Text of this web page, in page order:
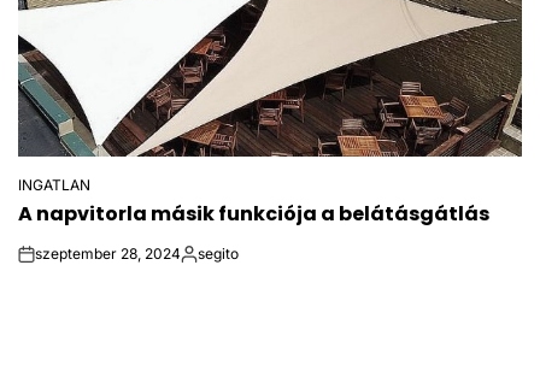
POSTED
IN
INGATLAN
A napvitorla másik funkciója a belátásgátlás
onszeptember 28, 2024Közzétette
segito